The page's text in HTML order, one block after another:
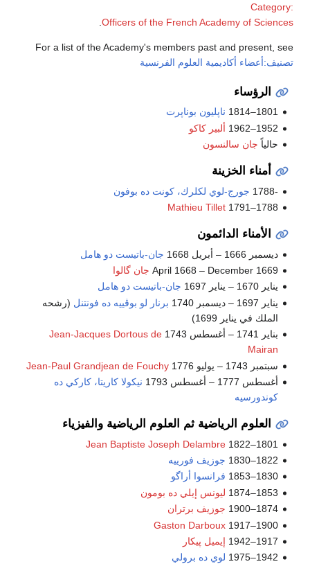
Category:
Officers of the French Academy of Sciences
For a list of the Academy's members past and present, see
تصنيف:أعضاء أكاديمية العلوم الفرنسية
الرؤساء
1801–1814
ناپليون بوناپرت
1952–1962
ألبير كاكو
حالياً جان سالنسون
أمناء الخزينة
-1788
جورج-لوي لكلرك، كونت ده بوفون
1788–1791
Mathieu Tillet
الأمناء الدائمون
ديسمبر 1666 – أبريل 1668
جان-باتيست دو هامل
April 1668 – December 1669 جان گالوا
يناير 1670 – يناير 1697
جان-باتيست دو هامل
يناير 1697 – ديسمبر 1740
برنار لو بوڤييه ده فونتنل (رشحه
الملك في يناير 1699)
بناير 1741 – أغسطس 1743
Jean-Jacques Dortous de
Mairan
سبتمبر 1743 – يوليو 1776
Jean-Paul Grandjean de Fouchy
أغسطس 1777 – أغسطس 1793
نيكولا كاريتا، كاركي ده
كوندورسيه
العلوم الرياضية ثم العلوم الرياضية والفيزياء
1801–1822
Jean Baptiste Joseph Delambre
1822–1830
جوزيف فورييه
1830–1853
فرانسوا أراگو
1853–1874
ليونس إيلي ده بومون
1874–1900
جوزيف برتران
1900–1917
Gaston Darboux
1917–1942
إيميل پيكار
1942–1975
لوي ده برولي